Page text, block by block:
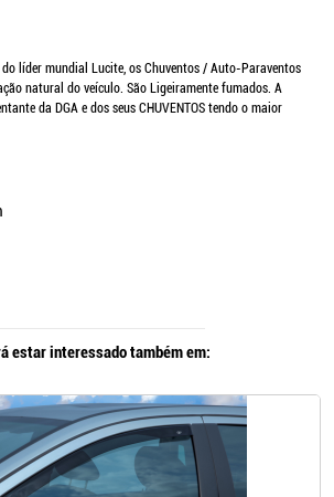
líder mundial Lucite, os Chuventos / Auto-Paraventos
natural do veículo. São Ligeiramente fumados. A
da DGA e dos seus CHUVENTOS tendo o maior
estar interessado também em: